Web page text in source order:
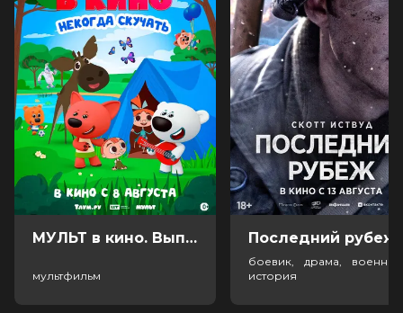
МУЛЬТ в кино. Выпуск №198. Некогда скучать (0+)
мультфильм
боевик, драма,
история